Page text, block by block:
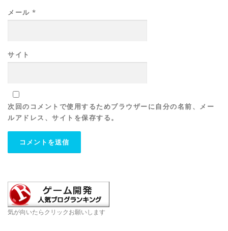
メール *
サイト
次回のコメントで使用するためブラウザーに自分の名前、メー
ルアドレス、サイトを保存する。
気が向いたらクリックお願いします